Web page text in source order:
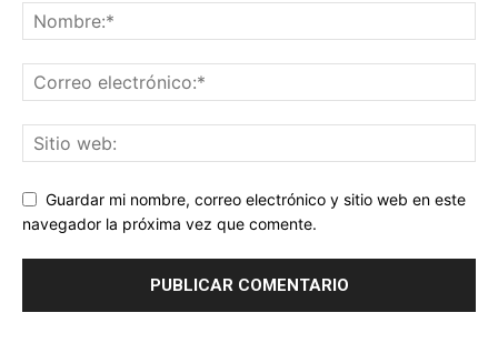
Guardar mi nombre, correo electrónico y sitio web en este
navegador la próxima vez que comente.